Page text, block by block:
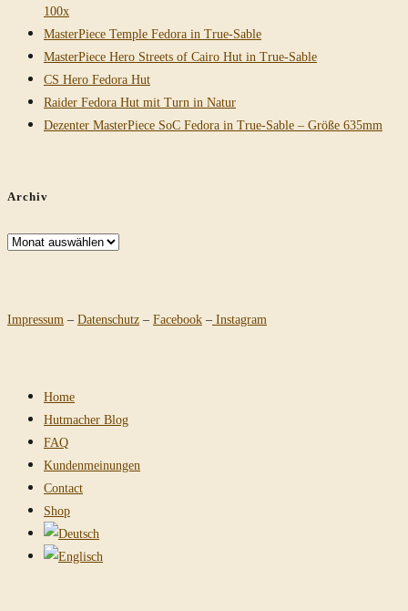
100x
MasterPiece Temple Fedora in True-Sable
MasterPiece Hero Streets of Cairo Hut in True-Sable
CS Hero Fedora Hut
Raider Fedora Hut mit Turn in Natur
Dezenter MasterPiece SoC Fedora in True-Sable – Größe 635mm
Archiv
Archiv
Impressum – Datenschutz – Facebook – Instagram
Home
Hutmacher Blog
FAQ
Kundenmeinungen
Contact
Shop